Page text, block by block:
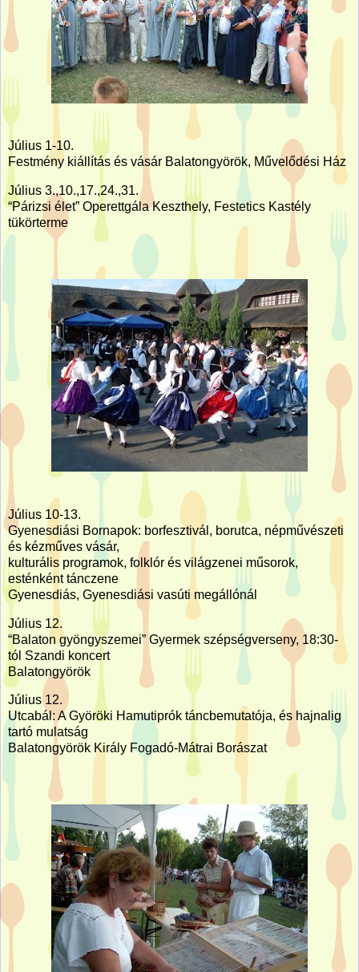
Július 1-10.
Festmény kiállítás és vásár Balatongyörök, Művelődési Ház
Július 3.,10.,17.,24.,31.
“Párizsi élet” Operettgála Keszthely, Festetics Kastély
tükörterme
Július 10-13.
Gyenesdiási Bornapok: borfesztivál, borutca, népművészeti
és kézműves vásár,
kulturális programok, folklór és világzenei műsorok,
esténként tánczene
Gyenesdiás, Gyenesdiási vasúti megállónál
Július 12.
“Balaton gyöngyszemei” Gyermek szépségverseny, 18:30-
tól Szandi koncert
Balatongyörök
Július 12.
Utcabál: A Györöki Hamutiprók táncbemutatója, és hajnalig
tartó mulatság
Balatongyörök Király Fogadó-Mátrai Borászat